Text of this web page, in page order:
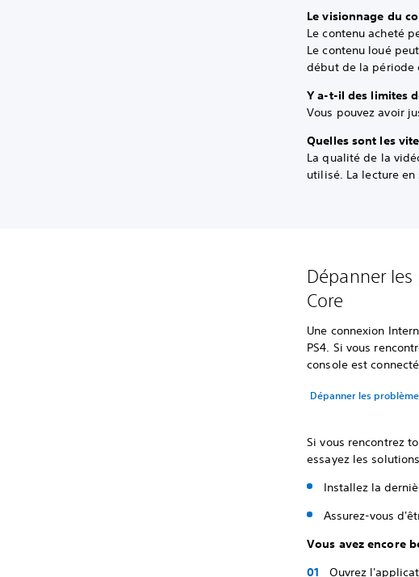
Le visionnage du
Le contenu acheté
Le contenu loué
début de la période
Y a-t-il des limites
Vous pouvez avoir
Quelles sont les
La qualité de la
utilisé. La lecture
Dépanner
Core
Une connexion
PS4. Si vous
console est
Dépanner les
Si vous rencontrez
essayez les
Installez la
Assurez-vous
Vous avez encore
Ouvrez